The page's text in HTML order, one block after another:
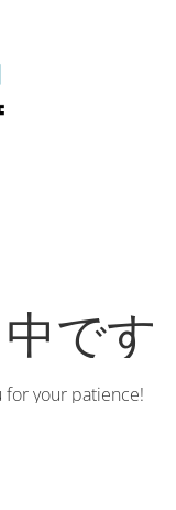
です
for your patience!